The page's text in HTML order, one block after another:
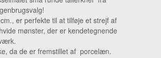
er perfekte til at tilføje et strejf af
mønster, der er kendetegnende
da de er fremstillet af porcelæn.